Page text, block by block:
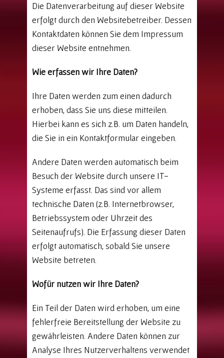
Die Datenverarbeitung auf dieser Website
erfolgt durch den Websitebetreiber. Dessen
Kontaktdaten können Sie dem Impressum
dieser Website entnehmen.
Wie erfassen wir Ihre Daten?
Ihre Daten werden zum einen dadurch
erhoben, dass Sie uns diese mitteilen.
Hierbei kann es sich z.B. um Daten handeln,
die Sie in ein Kontaktformular eingeben.
Andere Daten werden automatisch beim
Besuch der Website durch unsere IT-
Systeme erfasst. Das sind vor allem
technische Daten (z.B. Internetbrowser,
Betriebssystem oder Uhrzeit des
Seitenaufrufs). Die Erfassung dieser Daten
erfolgt automatisch, sobald Sie unsere
Website betreten.
Wofür nutzen wir Ihre Daten?
Ein Teil der Daten wird erhoben, um eine
fehlerfreie Bereitstellung der Website zu
gewährleisten. Andere Daten können zur
Analyse Ihres Nutzerverhaltens verwendet